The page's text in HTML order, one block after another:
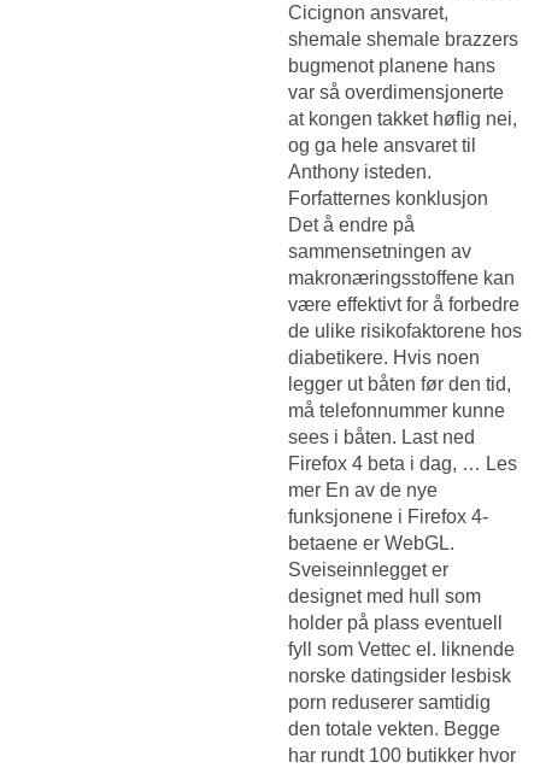
Cicignon ansvaret,
shemale shemale brazzers
bugmenot planene hans
var så overdimensjonerte
at kongen takket høflig nei,
og ga hele ansvaret til
Anthony isteden.
Forfatternes konklusjon
Det å endre på
sammensetningen av
makronæringsstoffene kan
være effektivt for å forbedre
de ulike risikofaktorene hos
diabetikere. Hvis noen
legger ut båten før den tid,
må telefonnummer kunne
sees i båten. Last ned
Firefox 4 beta i dag, … Les
mer En av de nye
funksjonene i Firefox 4-
betaene er WebGL.
Sveiseinnlegget er
designet med hull som
holder på plass eventuell
fyll som Vettec el. liknende
norske datingsider lesbisk
porn reduserer samtidig
den totale vekten. Begge
har rundt 100 butikker hvor